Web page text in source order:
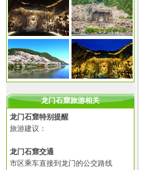
龙门石窟旅游相关
龙门石窟特别提醒
旅游建议：
龙门石窟交通
市区乘车直接到龙门的公交路线